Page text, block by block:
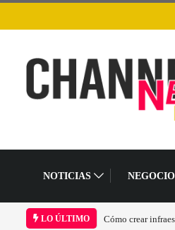
NOTICIAS
LO ÚLTIMO Las tarjetas